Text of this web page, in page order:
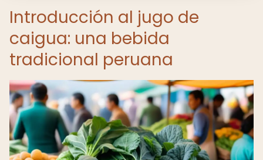
Introducción al jugo de
caigua: una bebida
tradicional peruana